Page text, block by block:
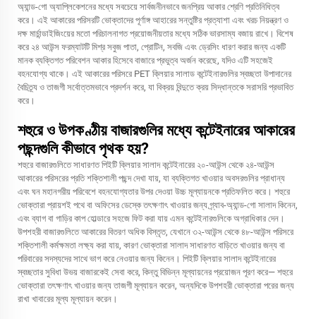
অ্যান্ড-গো অ্যাপ্লিকেশনের মধ্যে সবচেয়ে সার্বজনীনভাবে জনপ্রিয় আকার শ্রেণি প্রতিনিধিত্ব
করে। এই আকারের পরিসরটি ভোক্তাদের পূর্ণাঙ্গ আহারের সন্তুষ্টির প্রত্যাশা এবং খরচ নিয়ন্ত্রণ ও
দক্ষ মার্চান্ডাইজিংয়ের মতো পরিচালনাগত প্রয়োজনীয়তার মধ্যে সঠিক ভারসাম্য বজায় রাখে। বিশেষ
করে ২৪ আউন্স ফরম্যাটটি মিশ্র সবুজ পাতা, প্রোটিন, সবজি এবং ড্রেসিং ধারণ করার জন্য একটি
মানক ব্যক্তিগত পরিবেশন আকার হিসেবে বাজারে প্রভুত্ব অর্জন করেছে, যদিও এটি সহজেই
বহনযোগ্য থাকে। এই আকারের পরিসরে PET ক্লিয়ার সালাড কন্টেইনারগুলির স্বচ্ছতা উপাদানের
বৈচিত্র্য ও তাজগী সর্বোত্তমভাবে প্রদর্শন করে, যা বিক্রয় বিন্দুতে ক্রয় সিদ্ধান্তকে সরাসরি প্রভাবিত
করে।
শহুরে ও উপকণ্ঠীয় বাজারগুলির মধ্যে কন্টেইনারের আকারের
পছন্দগুলি কীভাবে পৃথক হয়?
শহুরে বাজারগুলিতে সাধারণত পিইটি ক্লিয়ার সালাদ কন্টেইনারের ২০-আউন্স থেকে ২৪-আউন্স
আকারের পরিসরের প্রতি শক্তিশালী পছন্দ দেখা যায়, যা ব্যক্তিগত খাওয়ার অবসরগুলির প্রাধান্য
এবং ঘন মহানগরীয় পরিবেশে বহনযোগ্যতার উপর দেওয়া উচ্চ মূল্যায়নকে প্রতিফলিত করে। শহুরে
ভোক্তারা প্রায়শই পথে বা অফিসের ডেস্কে তৎক্ষণাৎ খাওয়ার জন্য গ্র্যাব-অ্যান্ড-গো সালাদ কিনেন,
এবং ব্যাগ বা গাড়ির কাপ হোল্ডারে সহজে ফিট করা যায় এমন কন্টেইনারগুলিকে অগ্রাধিকার দেন।
উপশহরী বাজারগুলিতে আকারের বিতরণ অধিক বিস্তৃত, যেখানে ৩২-আউন্স থেকে ৪৮-আউন্স পরিসরে
শক্তিশালী কর্মক্ষমতা লক্ষ্য করা যায়, কারণ ভোক্তারা সালাদ সাধারণত বাড়িতে খাওয়ার জন্য বা
পরিবারের সদস্যদের সাথে ভাগ করে নেওয়ার জন্য কিনেন। পিইটি ক্লিয়ার সালাদ কন্টেইনারের
স্বচ্ছতার সুবিধা উভয় বাজারকেই সেবা করে, কিন্তু বিভিন্ন মূল্যায়নের প্রয়োজন পূরণ করে— শহুরে
ভোক্তারা তৎক্ষণাৎ খাওয়ার জন্য তাজগী মূল্যায়ন করেন, অন্যদিকে উপশহরী ভোক্তারা পরের জন্য
রাখা খাবারের মূল্য মূল্যায়ন করেন।